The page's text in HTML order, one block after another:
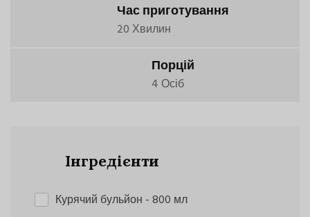
Час приготування
20 Хвилин
Порцій
4 Осіб
Інгредієнти
Курячий бульйон - 800 мл